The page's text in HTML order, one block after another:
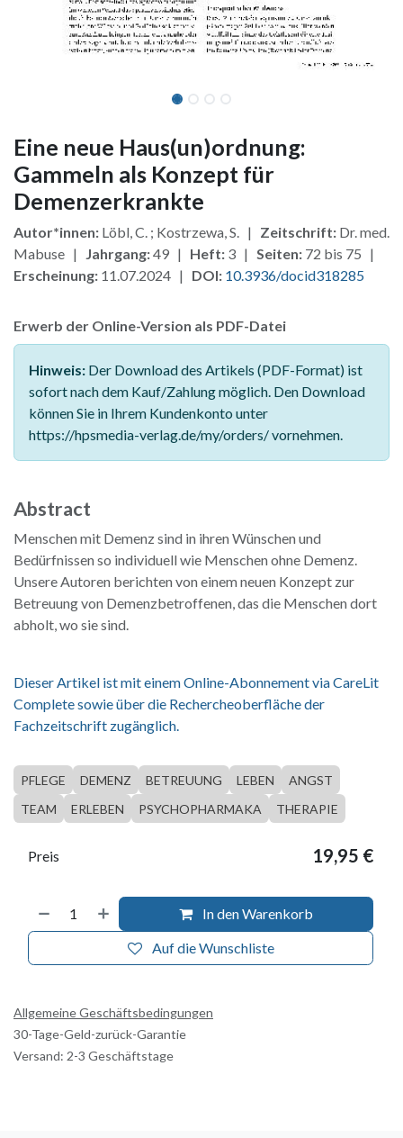
Eine neue Haus(un)ordnung:
Gammeln als Konzept für
Demenzerkrankte
Autor*innen: Löbl, C. ; Kostrzewa, S. | Zeitschrift: Dr. med.
Mabuse |
Jahrgang:49 | Heft: 3 | Seiten: 72 bis 75 |
Erscheinung: 11.07.2024 | DOI: 10.3936/docid318285
Erwerb der Online-Version als PDF-Datei
Hinweis: Der Download des Artikels (PDF-Format) ist
sofort nach dem Kauf/Zahlung möglich. Den Download
können Sie in Ihrem Kundenkonto unter
https://hpsmedia-verlag.de/my/orders/ vornehmen.
Abstract
Menschen mit Demenz sind in ihren Wünschen und
Bedürfnissen so individuell wie Menschen ohne Demenz.
Unsere Autoren berichten von einem neuen Konzept zur
Betreuung von Demenzbetroffenen, das die Menschen dort
abholt, wo sie sind.
Dieser Artikel ist mit einem Online-Abonnement via CareLit
Complete sowie über die Rechercheoberfläche der
Fachzeitschrift zugänglich.
PFLEGE DEMENZ BETREUUNG LEBEN
ANGST
TEAM
ERLEBEN PSYCHOPHARMAKA THERAPIE
In den Warenkorb
Auf die Wunschliste
Preis 19,95 €
Allgemeine Geschäftsbedingungen
30-Tage-Geld-zurück-Garantie
Versand: 2-3 Geschäftstage